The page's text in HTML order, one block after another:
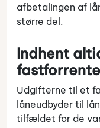
afbetalingen af
større del.
Indhent
Udgifterne til et
låneudbyder til
tilfældet for de